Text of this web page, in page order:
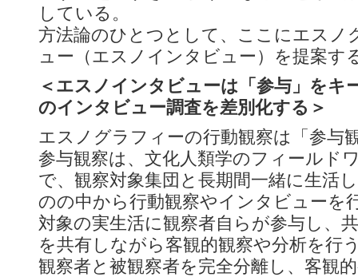
している。
方法論のひとつとして、ここにエスノ
ュー（エスノインタビュー）を提案す
＜エスノインタビューは「参与」をキ
のインタビュー調査を差別化する＞
エスノグラフィーの行動観察は「参与
参与観察は、文化人類学のフィールド
で、観察対象集団と長期間一緒に生活
のの中から行動観察やインタビューを
対象の実生活に観察者自らが参与し、
を共有しながら客観的観察や分析を行
観察者と被観察者を完全分離し、客観